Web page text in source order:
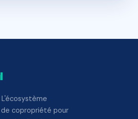
copropriété pour